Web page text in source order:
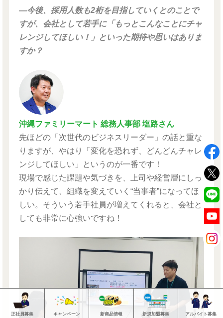
―今後、採用人数も2桁を目指していくとのことで
すが、会社として若手に「もっとこんなことにチャ
レンジしてほしい！」といった期待や思いはありま
すか？
沖縄ファミリーマート 総務人事部 塩路さん
先ほどの「次世代のビジネスリーダー」の話と重な
りますが、やはり「変化を恐れず、どんどんチャレ
ンジしてほしい」というのが一番です！
現場で感じた課題や気づきを、上司や経営層にしっ
かり伝えて、組織を変えていく“当事者”になってほ
しい。そういう若手社員が増えてくれると、会社と
しても非常に心強いですね！
正社員募集 キャンペーン 新商品情報 新規加盟募集 アルバイト募集